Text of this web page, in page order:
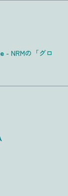
- NRMの「グロ